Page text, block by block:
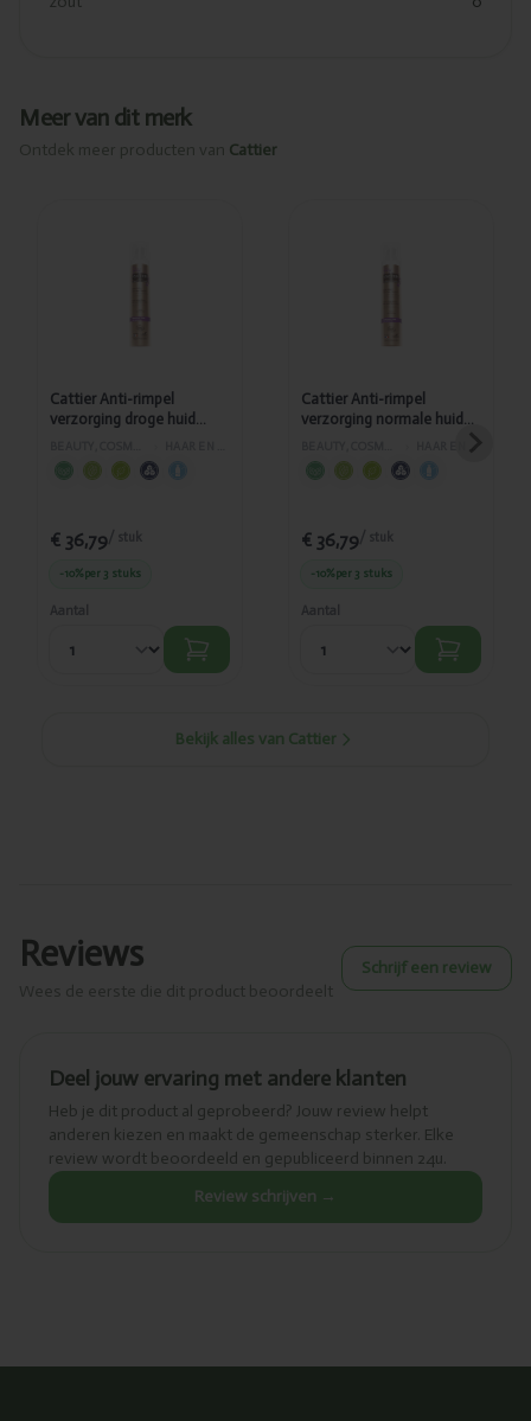
Meer van dit merk
Ontdek meer producten van Cattier
Cattier Anti-rimpel
verzorging droge huid
€ 36,79/ stuk
-10%per 3 stuks
Aantal
Cattier Anti-rimpel
verzorging normale huid
HAAR EN GELAATSVERZORGING
€ 36,79/ stuk
-10%per 3 stuks
Aantal
Bekijk alles van Cattier
Reviews Schrijf een review
Deel jouw ervaring met andere klanten
Heb je dit product al geprobeerd? Jouw review helpt
anderen kiezen en maakt de gemeenschap sterker. Elke
review wordt beoordeeld en gepubliceerd binnen 24u.
Review schrijven →